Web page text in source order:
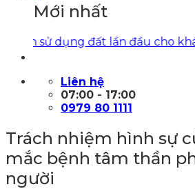
Mới nhất
đất lần đầu cho khách
Liên hệ
07:00 - 17:00
0979 80 1111
Trách nhiệm hình sự
mắc bệnh tâm thần
người